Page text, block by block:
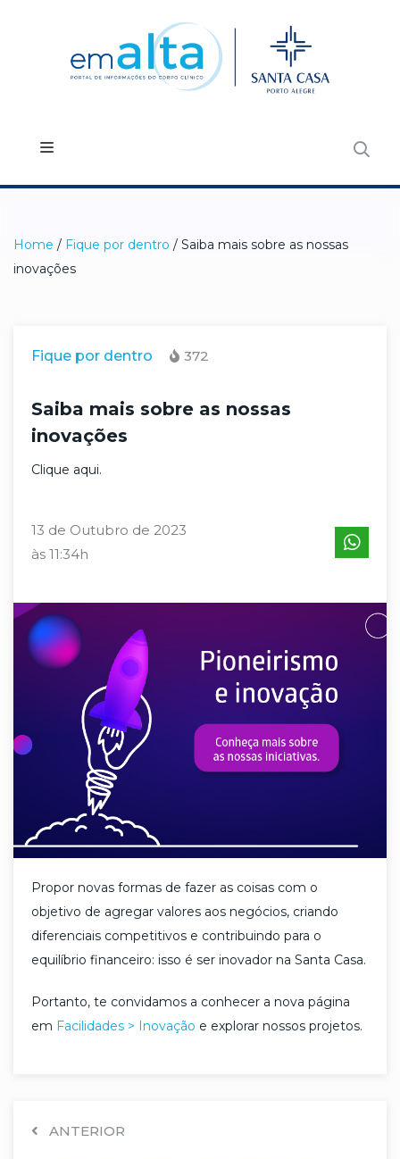
Home / Fique por dentro / Saiba mais sobre as nossas
inovações
Fique por dentro 372
Saiba mais sobre as nossas
inovações
Clique aqui.
13 de Outubro de 2023
às 11:34h
Propor novas formas de fazer as coisas com o
objetivo de agregar valores aos negócios, criando
diferenciais competitivos e contribuindo para o
equilíbrio financeiro: isso é ser inovador na Santa Casa.
Portanto, te convidamos a conhecer a nova página
em Facilidades > Inovação e explorar nossos projetos.
ANTERIOR